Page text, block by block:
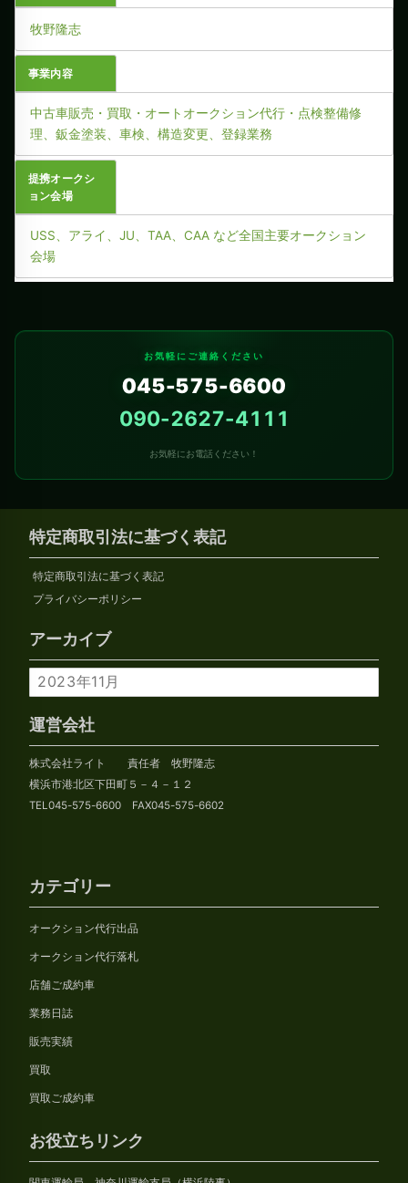
牧野隆志
事業内容
中古車販売・買取・オートオークション代行・点検整備修
理、鈑金塗装、車検、構造変更、登録業務
提携オークシ
ョン会場
USS、アライ、JU、TAA、CAA など全国主要オークション
会場
お気軽にご連絡ください
045-575-6600
090-2627-4111
お気軽にお電話ください！
特定商取引法に基づく表記
特定商取引法に基づく表記
プライバシーポリシー
アーカイブ
ア
ー
カ
イ
ブ
運営会社
株式会社ライト 責任者 牧野隆志
横浜市港北区下田町５－４－１２
TEL045-575-6600 FAX045-575-6602
カテゴリー
オークション代行出品
オークション代行落札
店舗ご成約車
業務日誌
販売実績
買取
買取ご成約車
お役立ちリンク